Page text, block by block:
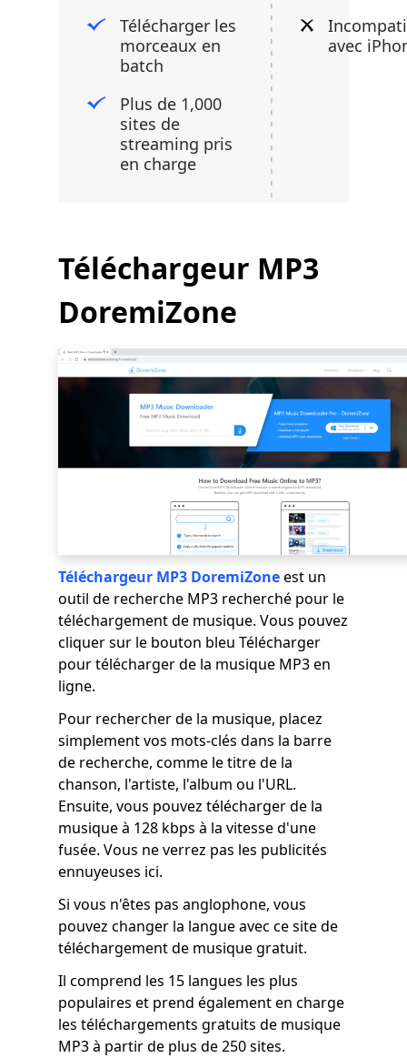
Télécharger les
morceaux en
batch
Plus de 1,000
sites de
streaming pris
en charge
avec
Téléchargeur MP3
DoremiZone
Téléchargeur MP3 DoremiZoneest un
outil de recherche MP3 recherché pour le
téléchargement de musique. Vous pouvez
cliquer sur le bouton bleu Télécharger
pour télécharger de la musique MP3 en
ligne.
Pour rechercher de la musique, placez
simplement vos mots-clés dans la barre
de recherche, comme le titre de la
chanson, l'artiste, l'album ou l'URL.
Ensuite, vous pouvez télécharger de la
musique à 128 kbps à la vitesse d'une
fusée. Vous ne verrez pas les publicités
ennuyeuses ici.
Si vous n'êtes pas anglophone, vous
pouvez changer la langue avec ce site de
téléchargement de musique gratuit.
Il comprend les 15 langues les plus
populaires et prend également en charge
les téléchargements gratuits de musique
MP3 à partir de plus de 250 sites.